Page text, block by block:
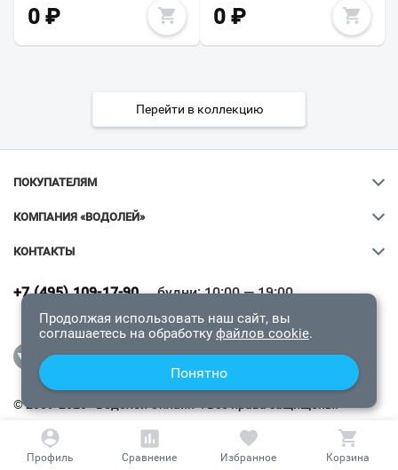
0 ₽ 0₽
Перейти в коллекцию
ПОКУПАТЕЛЯМ
КОМПАНИЯ «ВОДОЛЕЙ»
КОНТАКТЫ
+7 (495) 109-17-90
будни: 10:00 — 19:00
выходные: 11:00 — 19:00
© 2009-2026 «Водолей Онлайн». Все права защищены.
Продолжая использовать наш сайт, вы
соглашаетесь на обработку файлов cookie.
Понятно